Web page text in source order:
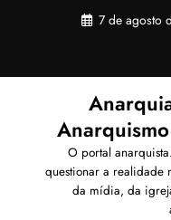
7 de agosto
O portal
questionar a realidade
da mídia, da